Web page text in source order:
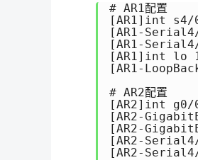
# AR1配置
[AR1]int s4/
[AR1-
[AR1-
[AR1]int lo
[AR1-
# AR2配置
[AR2]int g0/
[AR2-
[AR2-
[AR2-
[AR2-